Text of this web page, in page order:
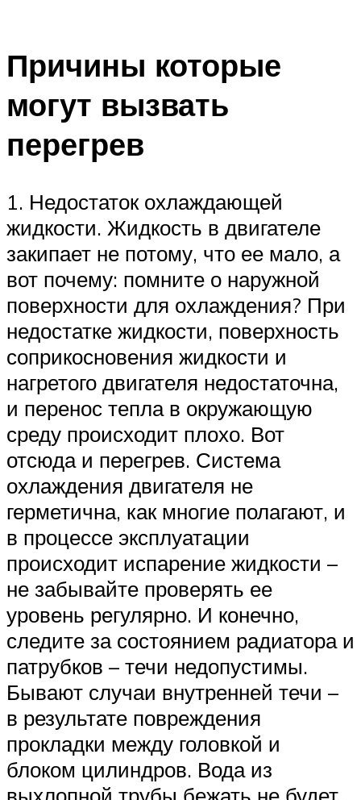
Причины которые
могут вызвать
перегрев
1. Недостаток охлаждающей
жидкости. Жидкость в двигателе
закипает не потому, что ее мало, а
вот почему: помните о наружной
поверхности для охлаждения? При
недостатке жидкости, поверхность
соприкосновения жидкости и
нагретого двигателя недостаточна,
и перенос тепла в окружающую
среду происходит плохо. Вот
отсюда и перегрев. Система
охлаждения двигателя не
герметична, как многие полагают, и
в процессе эксплуатации
происходит испарение жидкости –
не забывайте проверять ее
уровень регулярно. И конечно,
следите за состоянием радиатора и
патрубков – течи недопустимы.
Бывают случаи внутренней течи –
в результате повреждения
прокладки между головкой и
блоком цилиндров. Вода из